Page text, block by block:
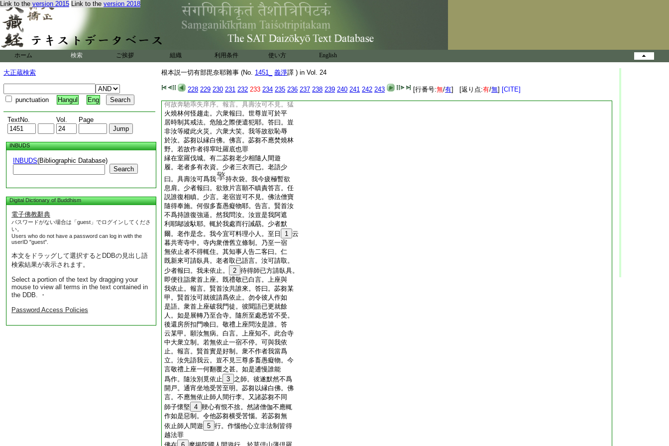
Link to the version 2015 Link to the version 2018
ホーム 検索 ご挨拶 組織 利用条件 使い方 English
大正蔵検索
punctuation Hangul Eng
TextNo. Vol. Page
INBUDS
INBUDS(Bibliographic Database)
Search
Digital Dictionary of Buddhism
電子佛教辭典
パスワードがない場合は「guest」でログインしてくださ
い。
Users who do not have a password can log in with the
userID "guest".
本文をドラッグして選択するとDDBの見出し語
検索結果が表示されます。
Select a portion of the text by dragging your
mouse to view all terms in the text contained in
the DDB. ・
Password Access Policies
根本説一切有部毘奈耶雜事 (No. 1451_ 義淨譯 ) in Vol. 24
228 229 230 231 232 233 234 235 236 237 238 239 240 241 242 243 [行番号:無/有] [返り点:有/無] [CITE]
＊三藏法師義淨奉 制譯
第二門第二子攝頌之餘
縁在室羅伐城。六衆苾芻雖復年邁常爲掉
擧。諸苾芻告曰。仁今年暮掉擧未休。聞已
默然。遂告難陀鄔波難陀曰。諸黒鉢者極爲
。從是作心伺求其便。時有衆多耆宿苾芻。
往野林中樹下宴坐。于時六衆亦往林中見
彼寂定。遂於三面上風放火。遠在一邊遙看
而住。時彼老宿見火欲至。即皆驚起隨煙走
何故奔馳乖失庠序。報言。具壽汝可不見。猛
火燒林何怪趨走。六衆報曰。世尊豈可於平
居時制其戒法。危險之際便遣犯耶。答曰。豈
非汝等縱此火災。六衆大笑。我等故欲恥辱
於汝。苾芻以縁白佛。佛言。苾芻不應焚燒林
野。若故作者得窣吐羅底也罪
縁在室羅伐城。有二苾芻老少相隨人間遊
履。老者多有衣資。少者三衣而已。老語少
曰。具壽汝可爲我
持衣袋。我今疲極暫欲
息肩。少者報曰。欲致片言願不瞋責答言。任
説誰復相瞋。少言。老宿豈可不見。佛法僧寶
隨得奉施。何假多畜愚癡物耶。告言。賢首汝
不爲持誰復強逼。然我問汝。汝豈是我阿遮
利耶鄔波馱耶。輒於我處而行誡勗。少者默
爾。老作是念。我今宜可料理小人。至日
1 云
暮共寄寺中。寺内衆僧舊立條制。乃至一宿
無依止者不得輒住。其知事人告二客曰。仁
既新來可請臥具。老者取已語言。汝可請取。
少者報曰。我未依止。
2 待得師已方請臥具。
即便往詣衆首上座。既禮敬已白言。上座與
我依止。報言。賢首汝共誰來。答曰。苾芻某
甲。賢首汝可就彼請爲依止。勿令彼人作如
是語。衆首上座破我門徒。彼聞語已更就餘
人。如是展轉乃至合寺。隨所至處悉皆不受。
後還房所扣門喚曰。敬禮上座問汝是誰。答
云某甲。願汝無病。白言。上座知不。此合寺
中大衆立制。若無依止一宿不停。可與我依
止。報言。賢首實是好制。衆不作者我當爲
立。汝先語我云。豈不見三尊多畜愚癡物。今
言敬禮上座一何翻覆之甚。如是逋慢誰能
爲作。隨汝別覓依止 3 之師。彼遂默然不爲
開戸。通宵坐地受苦至明。苾芻以縁白佛。佛
言。不應無依止師人間行李。又諸苾芻不同
師子懷堅 4 鞕心有恨不捨。然諸僧伽不應輒
作如是惡制。令他苾芻横受苦惱。若苾芻無
依止師人間遊 5 行。作惱他心立非法制皆得
越法罪